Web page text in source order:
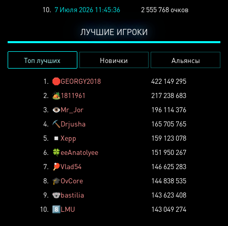
10. 7 Июля 2026 11:45:36 2 555 768 очков
ЛУЧШИЕ ИГРОКИ
Топ лучших Новички Альянсы
1. 🛑GEORGY2018
422 149 295
2. 🏕️1811961
217 238 683
3. 👁️Mr_Jor
196 114 376
4. ⛏️ Drjusha
165 705 765
5.
◽ Xepp
159 123 078
6. 🍀eeAnatolyee
151 950 267
7.
🏓Vlad54
146 625 283
8. 🎓OvCore
144 838 535
9. 🐨bastilia
143 623 408
10. 8️⃣LMU 143 049 274